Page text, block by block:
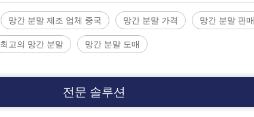
망간 분말 제조 업체 중국 망간 분말 가격 망간 분말 판매
최고의 망간 분말 망간 분말 도매
전문 솔루션